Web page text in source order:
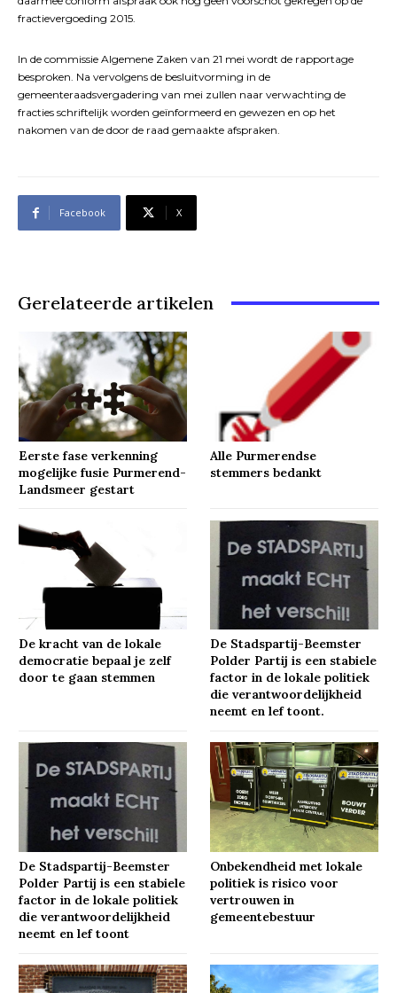
fractievergoeding 2015.
In de commissie Algemene Zaken van 21 mei wordt de rapportage
besproken. Na vervolgens de besluitvorming in de
gemeenteraadsvergadering van mei zullen naar verwachting de
fracties schriftelijk worden geïnformeerd en gewezen en op het
nakomen van de door de raad gemaakte afspraken.
Facebook X
Gerelateerde artikelen
Eerste fase verkenning
mogelijke fusie Purmerend-
Landsmeer gestart
Alle Purmerendse
stemmers bedankt
De kracht van de lokale
democratie bepaal je zelf
door te gaan stemmen
De Stadspartij-Beemster
Polder Partij is een stabiele
factor in de lokale politiek
die verantwoordelijkheid
neemt en lef toont.
De Stadspartij-Beemster
Polder Partij is een stabiele
factor in de lokale politiek
die verantwoordelijkheid
neemt en lef toont
Onbekendheid met lokale
politiek is risico voor
vertrouwen in
gemeentebestuur